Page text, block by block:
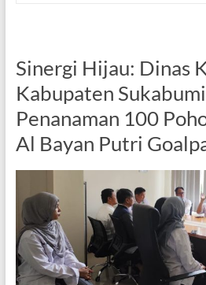
Sinergi Hijau: Dinas
Kabupaten
Penanaman 100
Al Bayan Putri